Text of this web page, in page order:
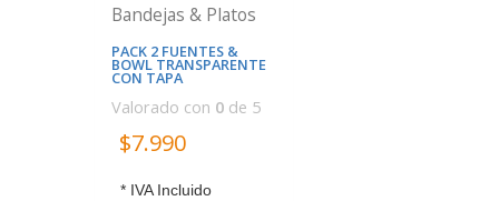
Bandejas & Platos
PACK 2 FUENTES &
BOWL TRANSPARENTE
CON TAPA
Valorado con 0de 5
$7.990
* IVA Incluido